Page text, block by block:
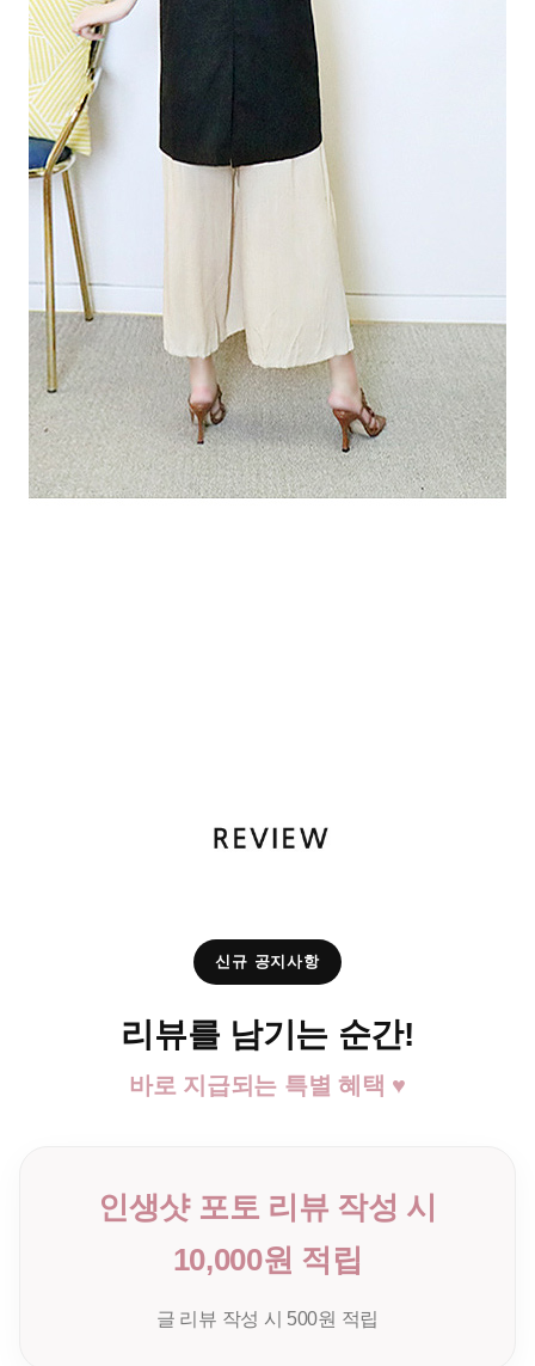
신규 공지사항
리뷰를 남기는 순간!
바로 지급되는 특별 혜택 ♥
인생샷 포토 리뷰 작성 시
10,000원 적립
글 리뷰 작성 시 500원 적립